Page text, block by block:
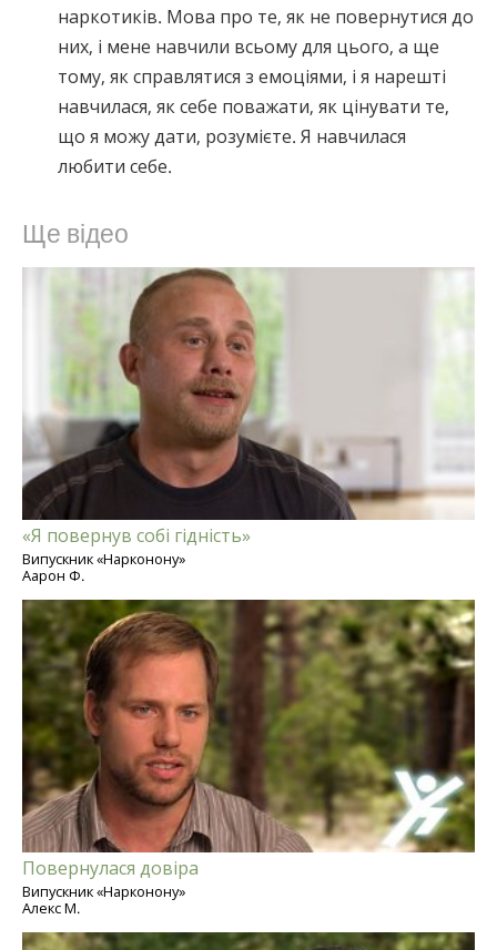
наркотиків. Мова про те, як не повернутися до
них, і мене навчили всьому для цього, а ще
тому, як справлятися з емоціями, і я нарешті
навчилася, як себе поважати, як цінувати те,
що я можу дати, розумієте. Я навчилася
любити себе.
Ще відео
«Я повернув собі гідність»
Випускник «Нарконону»
Аарон Ф.
Повернулася довіра
Випускник «Нарконону»
Алекс М.